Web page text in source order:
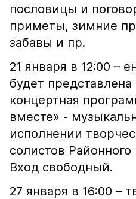
пословицы и
приметы, зимние
забавы и пр.
21 января в 12:00 –
будет представлена
концертная
вместе» -
исполнении
солистов
Вход свободный.
27 января в 16:00 –